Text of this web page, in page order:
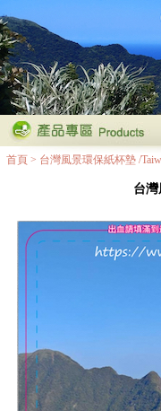
首頁 > 台灣風景環保紙杯墊 /
台灣